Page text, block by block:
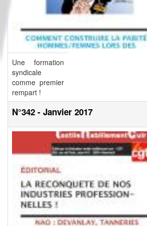
Une formation
syndicale
comme premier
rempart !
N°342 - Janvier 2017